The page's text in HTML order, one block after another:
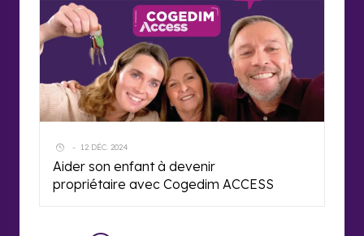
- 12 DÉC. 2024
Aider son enfant à devenir
propriétaire avec Cogedim ACCESS